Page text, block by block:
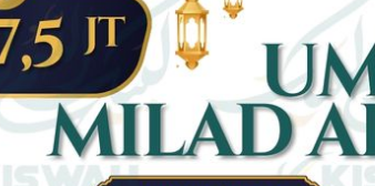
DISCLAIMER
PEDOMAN MEDIA SIBER
JARINGAN SOCIAL
Facebook
Linkedin